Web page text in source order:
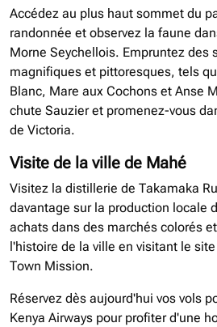
Accédez au plus haut sommet du
randonnée et observez la faune
Morne Seychellois. Empruntez des
magnifiques et pittoresques, tels
Blanc, Mare aux Cochons et Anse
chute Sauzier et promenez-vous
de Victoria.
Visite de la ville de Mahé
Visitez la distillerie de Takamaka
davantage sur la production locale
achats dans des marchés colorés
l'histoire de la ville en visitant le
Town Mission.
Réservez dès aujourd'hui vos vols
Kenya Airways pour profiter d'une